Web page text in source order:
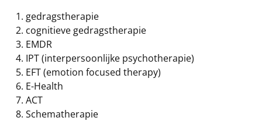
gedragstherapie
cognitieve gedragstherapie
EMDR
IPT (interpersoonlijke psychotherapie)
EFT (emotion focused therapy)
E-Health
ACT
Schematherapie